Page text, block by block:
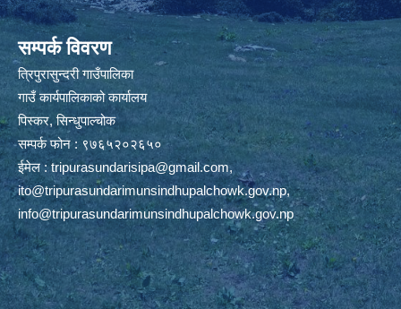
सम्पर्क विवरण
त्रिपुरासुन्दरी गाउँपालिका
गाउँ कार्यपालिकाको कार्यालय
पिस्कर, सिन्धुपाल्चोक
सम्पर्क फोन : ९७६५२०२६५०
ईमेल :tripurasundarisipa@gmail.com,
ito@tripurasundarimunsindhupalchowk.gov.np,
info@tripurasundarimunsindhupalchowk.gov.np